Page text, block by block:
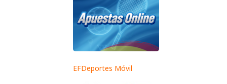
EFDeportes Móvil